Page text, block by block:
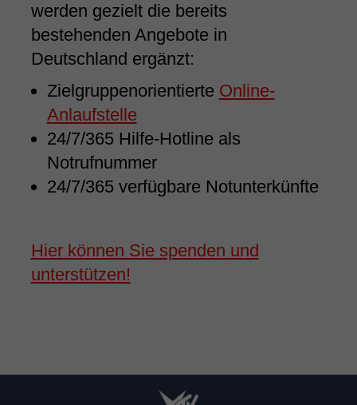
werden gezielt die bereits
bestehenden Angebote in
Deutschland ergänzt:
Zielgruppenorientierte Online-
Anlaufstelle
24/7/365 Hilfe-Hotline als
Notrufnummer
24/7/365 verfügbare Notunterkünfte
Hier können Sie spenden und
unterstützen!